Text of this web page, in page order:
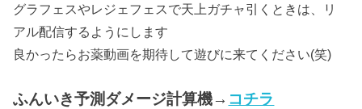
グラフェスやレジェフェスで天上ガチャ引くときは、リ
アル配信するようにします
良かったらお薬動画を期待して遊びに来てください(笑)
ふんいき予測ダメージ計算機→ コチラ